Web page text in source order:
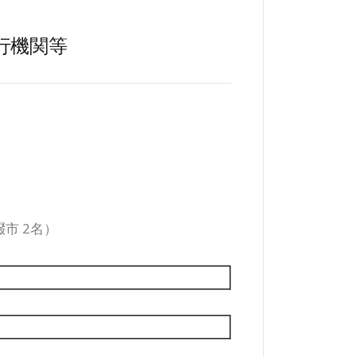
機関等
2名）